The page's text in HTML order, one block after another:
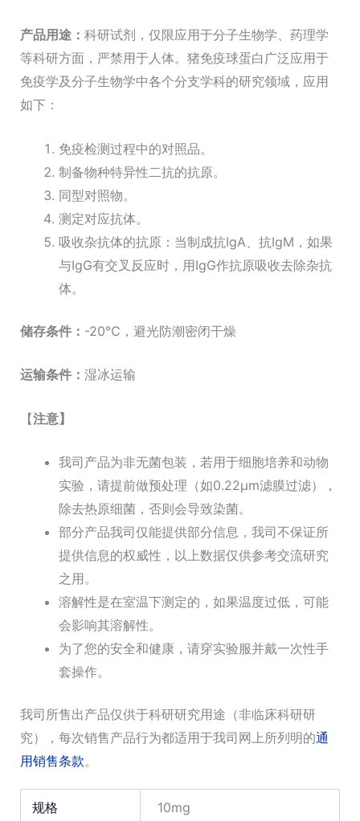
产品用途： 科研试剂，仅限应用于分子生物学、药理学
等科研方面，严禁用于人体。猪免疫球蛋白广泛应用于
免疫学及分子生物学中各个分支学科的研究领域，应用
如下：
免疫检测过程中的对照品。
制备物种特异性二抗的抗原。
同型对照物。
测定对应抗体。
吸收杂抗体的抗原：当制成抗IgA、抗IgM，如果
与IgG有交叉反应时，用IgG作抗原吸收去除杂抗
体。
储存条件： -20℃，避光防潮密闭干燥
运输条件： 湿冰运输
【注意】
我司产品为非无菌包装，若用于细胞培养和动物
实验，请提前做预处理（如0.22μm滤膜过滤），
除去热原细菌，否则会导致染菌。
部分产品我司仅能提供部分信息，我司不保证所
提供信息的权威性，以上数据仅供参考交流研究
之用。
溶解性是在室温下测定的，如果温度过低，可能
会影响其溶解性。
为了您的安全和健康，请穿实验服并戴一次性手
套操作。
我司所售出产品仅供于科研研究用途（非临床科研研
究），每次销售产品行为都适用于我司网上所列明的通
用销售条款。
规格 10mg